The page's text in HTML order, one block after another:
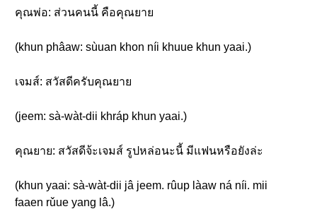
คุณพ่อ: ส่วนคนนี้ คือคุณยาย
(khun phâaw: sùuan khon níi khuue khun yaai.)
เจมส์: สวัสดีครับคุณยาย
(jeem: sà-wàt-dii khráp khun yaai.)
คุณยาย: สวัสดีจ้ะเจมส์ รูปหล่อนะนี้ มีแฟนหรือยังล่ะ
(khun yaai: sà-wàt-dii jâ jeem. rûup làaw ná níi. mii
faaen rǔue yang lâ.)